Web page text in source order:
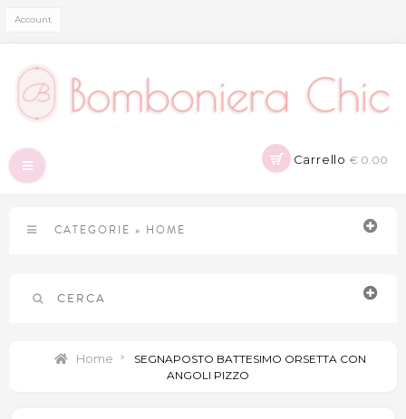
Account
Carrello € 0.00
Navigazione
Toggle
CATEGORIE » HOME
CERCA
Home >
SEGNAPOSTO BATTESIMO ORSETTA CON
ANGOLI PIZZO